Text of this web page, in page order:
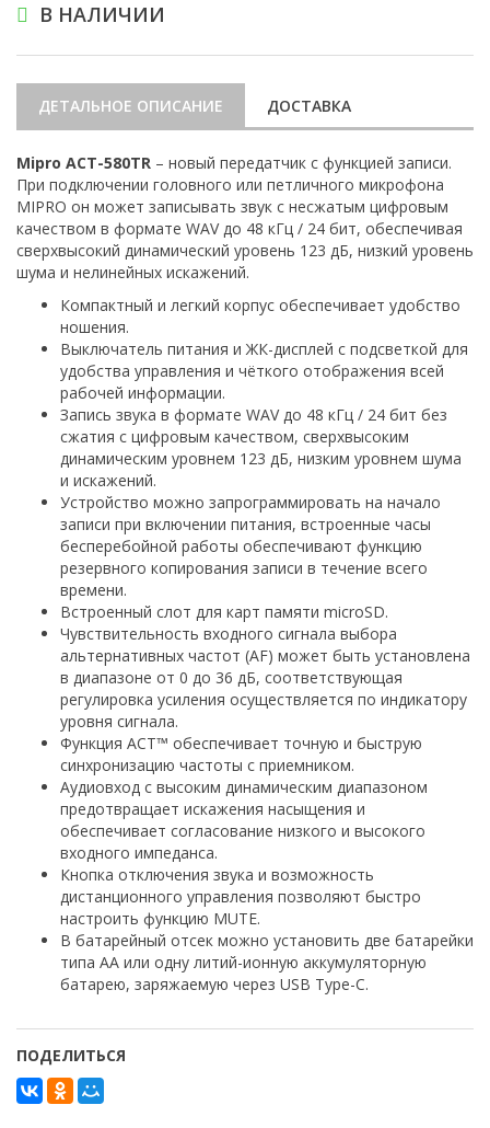
В НАЛИЧИИ
ДЕТАЛЬНОЕ ОПИСАНИЕ ДОСТАВКА
Mipro ACT-580TR – новый передатчик с функцией записи.
При подключении головного или петличного микрофона
MIPRO он может записывать звук с несжатым цифровым
качеством в формате WAV до 48 кГц / 24 бит, обеспечивая
сверхвысокий динамический уровень 123 дБ, низкий уровень
шума и нелинейных искажений.
Компактный и легкий корпус обеспечивает удобство
ношения.
Выключатель питания и ЖК-дисплей с подсветкой для
удобства управления и чёткого отображения всей
рабочей информации.
Запись звука в формате WAV до 48 кГц / 24 бит без
сжатия с цифровым качеством, сверхвысоким
динамическим уровнем 123 дБ, низким уровнем шума
и искажений.
Устройство можно запрограммировать на начало
записи при включении питания, встроенные часы
бесперебойной работы обеспечивают функцию
резервного копирования записи в течение всего
времени.
Встроенный слот для карт памяти microSD.
Чувствительность входного сигнала выбора
альтернативных частот (AF) может быть установлена
в диапазоне от 0 до 36 дБ, соответствующая
регулировка усиления осуществляется по индикатору
уровня сигнала.
Функция ACT™ обеспечивает точную и быструю
синхронизацию частоты с приемником.
Аудиовход с высоким динамическим диапазоном
предотвращает искажения насыщения и
обеспечивает согласование низкого и высокого
входного импеданса.
Кнопка отключения звука и возможность
дистанционного управления позволяют быстро
настроить функцию MUTE.
В батарейный отсек можно установить две батарейки
типа AA или одну литий-ионную аккумуляторную
батарею, заряжаемую через USB Type-C.
ПОДЕЛИТЬСЯ